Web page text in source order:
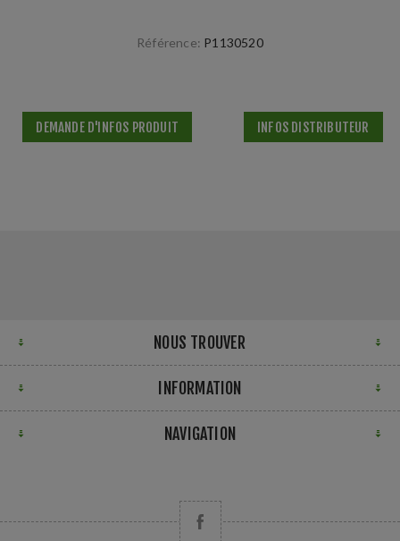
Référence: P1130520
DEMANDE D'INFOS PRODUIT INFOS DISTRIBUTEUR
NOUS TROUVER
INFORMATION
NAVIGATION